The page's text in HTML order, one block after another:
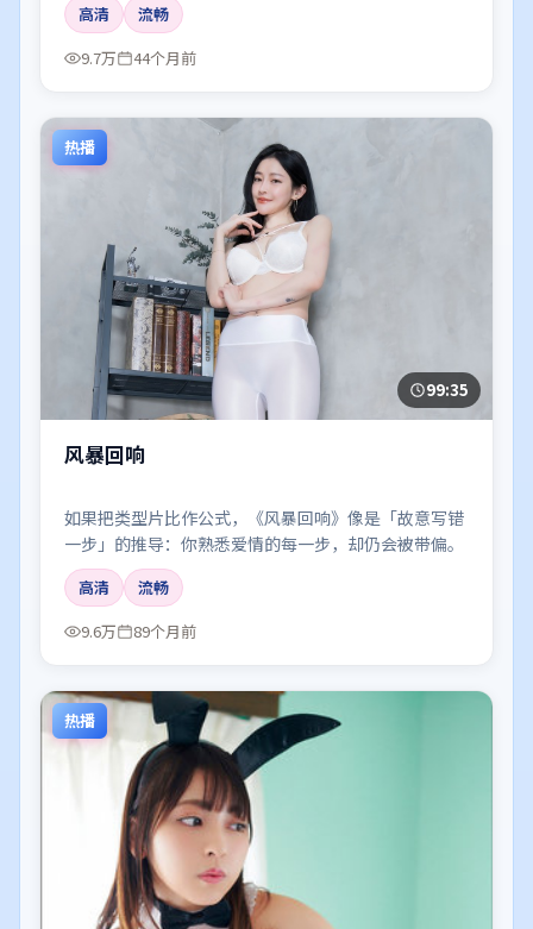
高清
流畅
9.7万
44个月前
热播
99:35
风暴回响
如果把类型片比作公式，《风暴回响》像是「故意写错
一步」的推导：你熟悉爱情的每一步，却仍会被带偏。
高清
流畅
9.6万
89个月前
热播